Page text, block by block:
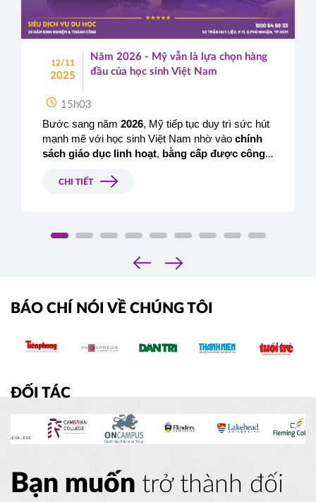
12/11
2025
Năm 2026 - Mỹ vẫn là lựa chọn hàng
đầu của học sinh Việt Nam
15h03
Bước sang năm 2026, Mỹ tiếp tục duy trì sức hút
mạnh mẽ với học sinh Việt Nam nhờ vào chính
sách giáo dục linh hoạt, bằng cấp được công
sau tốt nghiệp.
CHI TIẾT
‹
›
BÁO CHÍ NÓI VỀ CHÚNG TÔI
ĐỐI TÁC
Bạn muốn trở thành đối